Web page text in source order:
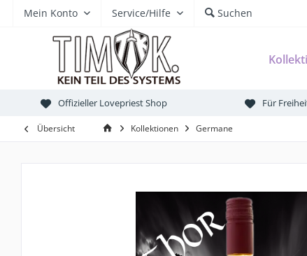
Mein Konto Service/Hilfe Suchen
Offizieller Lovepriest Shop Für
Übersicht Kollektionen Germane